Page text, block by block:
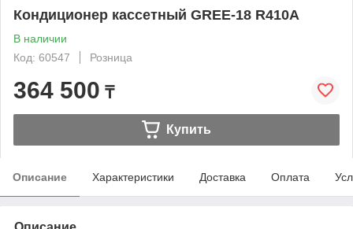
Кондиционер кассетный GREE-18 R410A
В наличии
Код: 60547
Розница
364 500 ₸
Купить
Описание Характеристики Доставка Оплата